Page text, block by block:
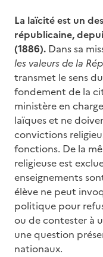
La laïcité est un
républicaine,
(1886). Dans sa
les valeurs de la
transmet le sens
fondement de la
ministère en
laïques et ne
convictions
fonctions. De la
religieuse est
enseignements
élève ne peut
politique pour
ou de contester à
une question
nationaux.